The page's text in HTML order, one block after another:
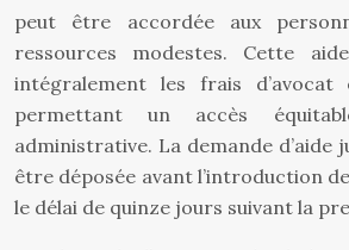
peut être accordée aux
ressources modestes. Cette
intégralement les frais
permettant un accès
administrative. La demande
être déposée avant l’introduction
le délai de quinze jours suivant la